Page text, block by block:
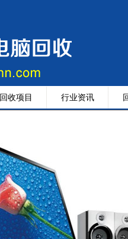
回收项目 行业资讯